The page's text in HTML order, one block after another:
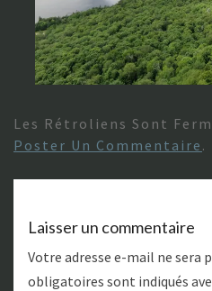
Les Rétroliens Sont
Poster Un Commentaire .
Laisser un commentaire
Votre adresse e-mail ne sera
obligatoires sont indiqués